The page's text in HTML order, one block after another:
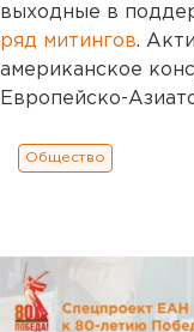
выходные в
ряд митингов.
американское
Европейско-
Общество